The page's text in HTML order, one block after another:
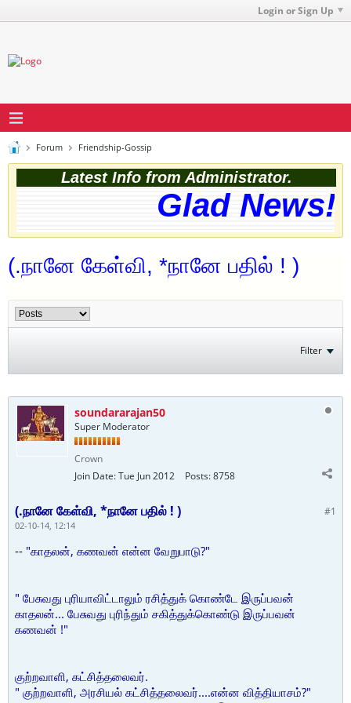
Login or Sign Up
Forum Friendship-Gossip
Latest Info from Administrator.
Glad
(.நானே கேள்வி, *நானே பதில் ! )
Filter
soundararajan50
Super Moderator
Crown
Join Date:Tue Jun 2012 Posts:8758
#1
(.நானே கேள்வி, *நானே பதில் ! )
02-10-14, 12:14
-- "காதலன், கணவன் என்ன வேறுபாடு?"
" பேசுவது புரியாவிட்டாலும் ரசித்துக் கொண்டே இருப்பவன்
காதலன்... பேசுவது புரிந்தும் சகித்துக்கொண்டு இருப்பவன்
கணவன் !"
குற்றவாளி, கட்சித்தலைவர்.
" குற்றவாளி, அரசியல் கட்சித்தலைவர்....என்ன வித்தியாசம்?"